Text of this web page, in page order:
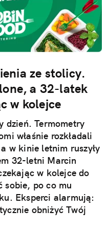
ze stolicy.
a 32-latek
w kolejce
dzień. Termometry
właśnie rozkładali
w kinie letnim ruszyły
32-letni Marcin
w kolejce do
sobie, po co mu
Eksperci alarmują:
obniżyć Twój